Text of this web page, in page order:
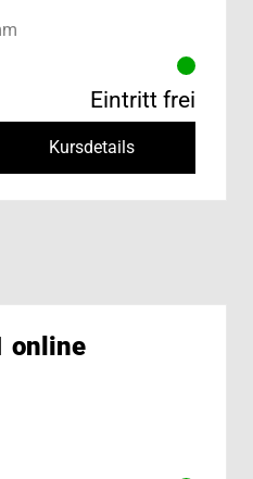
Eintritt frei
Kursdetails
online